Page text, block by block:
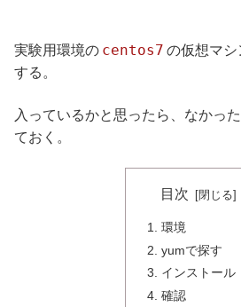
実験用環境の centos7 の仮想マシ
する。
入っているかと思ったら、なかっ
ておく。
目次
環境
yumで探す
インストール
確認